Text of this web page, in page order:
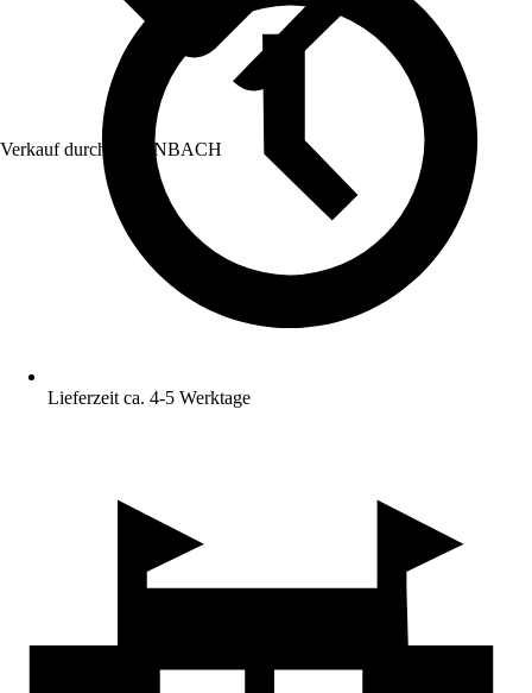
Verkauf durch: HORNBACH
Lieferzeit ca. 4-5 Werktage